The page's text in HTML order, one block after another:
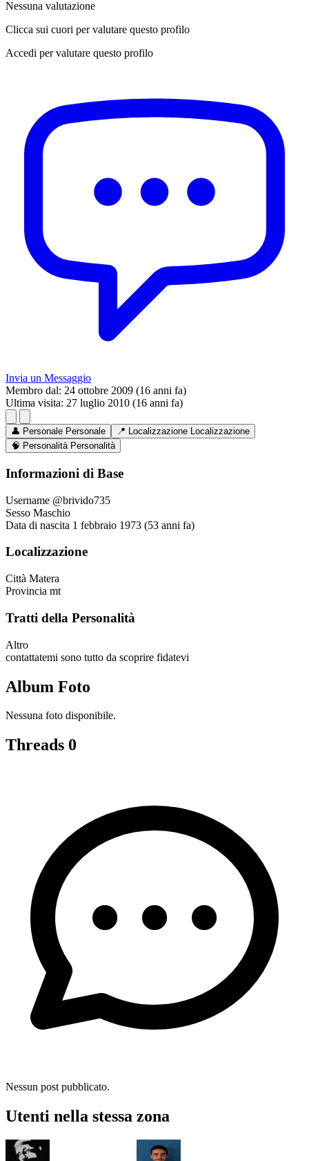
Nessuna valutazione
Clicca sui cuori per valutare questo profilo
Accedi per valutare questo profilo
Invia un Messaggio
Membro dal: 24 ottobre 2009 (16 anni fa)
Ultima visita: 27 luglio 2010 (16 anni fa)
👤 Personale Personale 📍 Localizzazione Localizzazione
🧠 Personalità Personalità
Informazioni di Base
Username @brivido735
Sesso Maschio
Data di nascita 1 febbraio 1973 (53 anni fa)
Localizzazione
Città Matera
Provincia mt
Tratti della Personalità
Altro
contattatemi sono tutto da scoprire fidatevi
Album Foto
Nessuna foto disponibile.
Threads 0
Nessun post pubblicato.
Utenti nella stessa zona